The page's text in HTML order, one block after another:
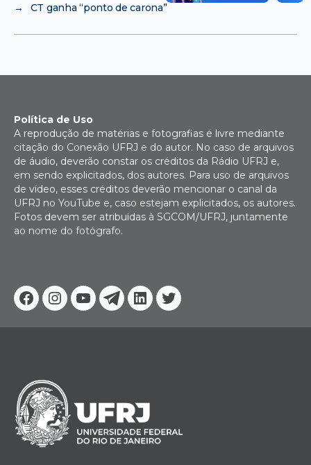
→
CT ganha “ponto de carona”
Facebook
Instagram
YoutubeTelegram
Linkedin
Twitter
Política de Uso
A reprodução de matérias e fotografias é livre mediante
citação do Conexão UFRJ e do autor. No caso de arquivos
de áudio, deverão constar os créditos da Rádio UFRJ e,
em sendo explicitados, dos autores. Para uso de arquivos
de vídeo, esses créditos deverão mencionar o canal da
UFRJ no YouTube e, caso estejam explicitados, os autores.
Fotos devem ser atribuídas à SGCOM/UFRJ, juntamente
ao nome do fotógrafo.